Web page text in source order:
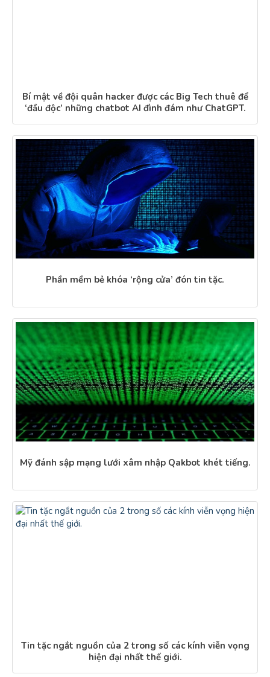
Bí mật về đội quân hacker được các Big Tech thuê để
‘đầu độc’ những chatbot AI đình đám như ChatGPT.
Phần mềm bẻ khóa ‘rộng cửa’ đón tin tặc.
Mỹ đánh sập mạng lưới xâm nhập Qakbot khét tiếng.
Tin tặc ngắt nguồn của 2 trong số các kính viễn vọng
hiện đại nhất thế giới.